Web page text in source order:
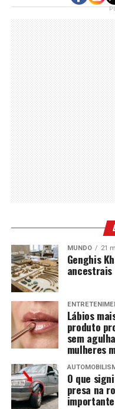
MUNDO 21
Genghis
ancestrais
Lábios
produto
sem
mulheres
O que
presa na